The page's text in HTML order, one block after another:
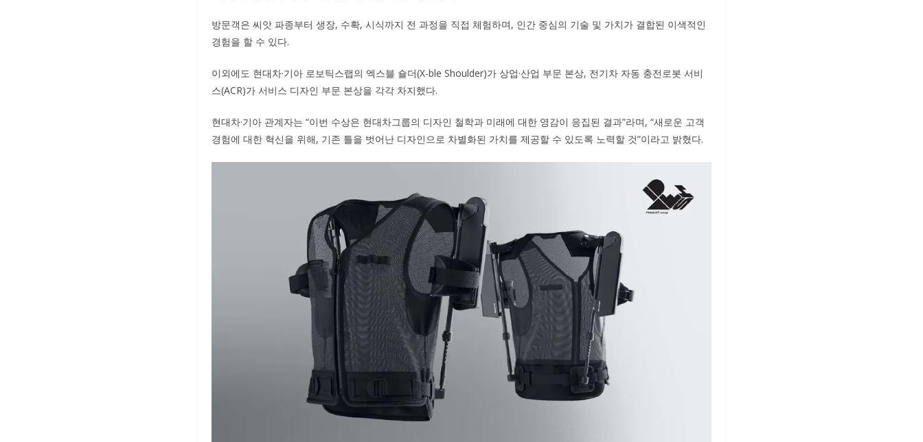
방문객은 씨앗 파종부터 생장, 수확, 시식까지 전 과정을 직접 체험하며, 인간 중심의 기술 및 가치가 결합된 이색적인
경험을 할 수 있다.
이외에도 현대차·기아 로보틱스랩의 엑스블 숄더(X-ble Shoulder)가 상업·산업 부문 본상, 전기차 자동 충전로봇 서비
스(ACR)가 서비스 디자인 부문 본상을 각각 차지했다.
현대차·기아 관계자는 “이번 수상은 현대차그룹의 디자인 철학과 미래에 대한 영감이 응집된 결과”라며, “새로운 고객
경험에 대한 혁신을 위해, 기존 틀을 벗어난 디자인으로 차별화된 가치를 제공할 수 있도록 노력할 것”이라고 밝혔다.